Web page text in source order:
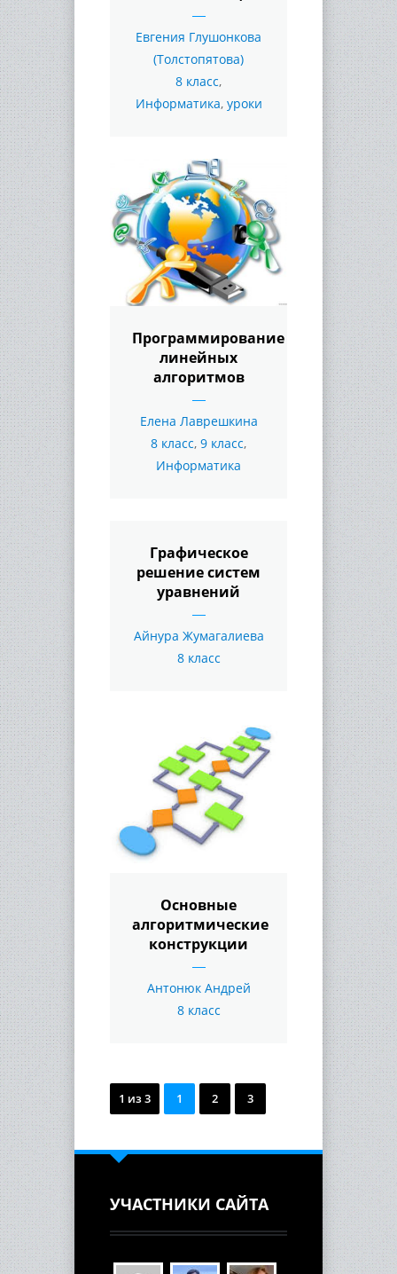
Евгения Глушонкова
(Толстопятова)
8 класс,
Информатика, уроки
Программирование
линейных
алгоритмов
Елена Лаврешкина
8 класс, 9 класс,
Информатика
Графическое
решение систем
уравнений
Айнура Жумагалиева
8 класс
Основные
алгоритмические
конструкции
Антонюк Андрей
8 класс
1 из 3 1 2 3
УЧАСТНИКИ САЙТА